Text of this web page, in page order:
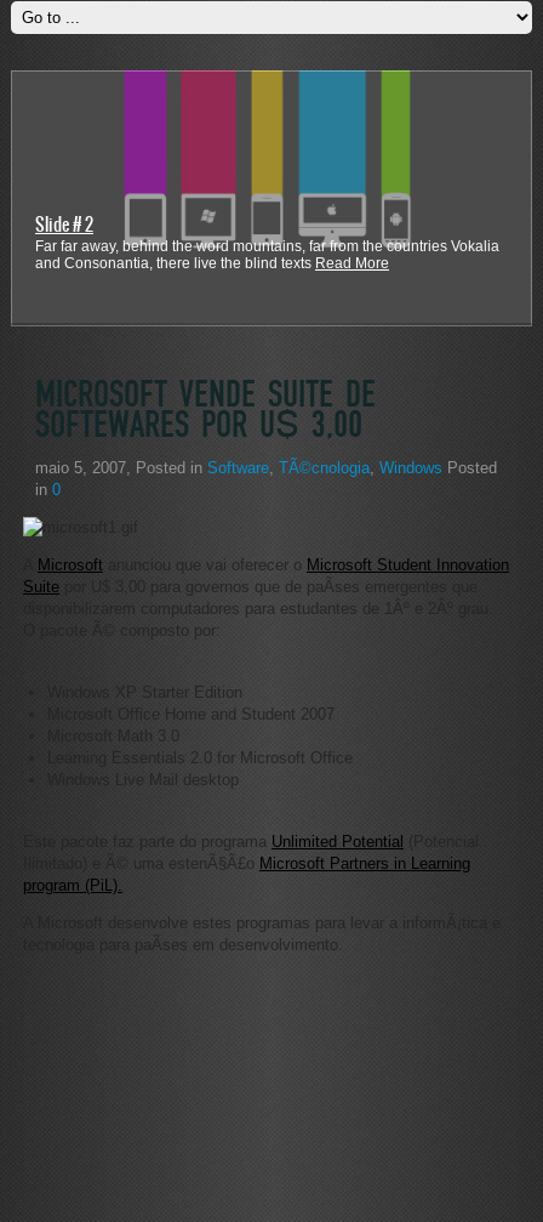
Slide # 2
Far far away, behind the word mountains, far from the countries Vokalia
and Consonantia, there live the blind texts Read More
MICROSOFT VENDE SUITE DE
SOFTEWARES POR U$ 3,00
maio 5, 2007, Posted in Software, TÃ©cnologia, Windows Posted
in 0
Microsoftanunciou que vai oferecer o Microsoft Student Innovation
Suitepor U$ 3,00 para governos que de paÃ­ses emergentes que
disponibilizarem computadores para estudantes de 1Âº e 2Âº grau.
O pacote Ã© composto por:
Windows XP Starter Edition
Microsoft Office Home and Student 2007
Microsoft Math 3.0
Learning Essentials 2.0 for Microsoft Office
Windows Live Mail desktop
Este pacote faz parte do programa Unlimited Potential
(Potencial
Ilimitado) e Ã© uma estenÃ§Ã£o Microsoft Partners in Learning
program (PiL).
A Microsoft desenvolve estes programas para levar a informÃ¡tica e
tecnologia para paÃ­ses em desenvolvimento.